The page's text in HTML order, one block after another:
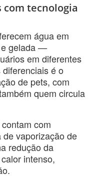
tecnologia
água em
gelada —
em diferentes
é o
de pets, com
quem circula
com
vaporização de
redução da
intenso,